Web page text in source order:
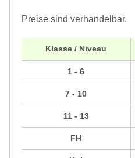
Preise sind verhandelbar.
Klasse / Niveau
1 - 6
7 - 10
11 - 13
FH